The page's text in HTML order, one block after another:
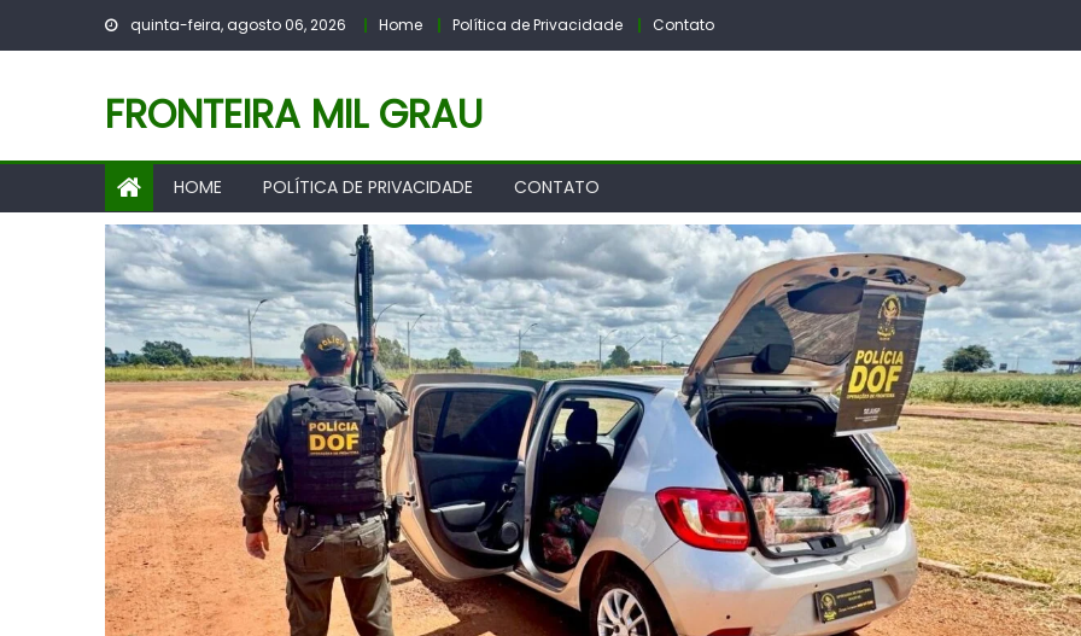
quinta-feira, agosto 06, 2026 Home Política de Privacidade Contato
FRONTEIRA MIL GRAU
HOME POLÍTICA DE PRIVACIDADE CONTATO